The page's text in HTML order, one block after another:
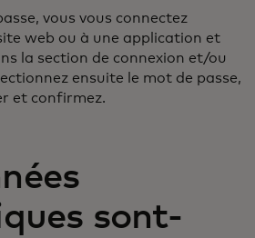
vous vous connectez
web ou à une application et
la section de connexion et/ou
ensuite le mot de passe,
et confirmez.
sont-